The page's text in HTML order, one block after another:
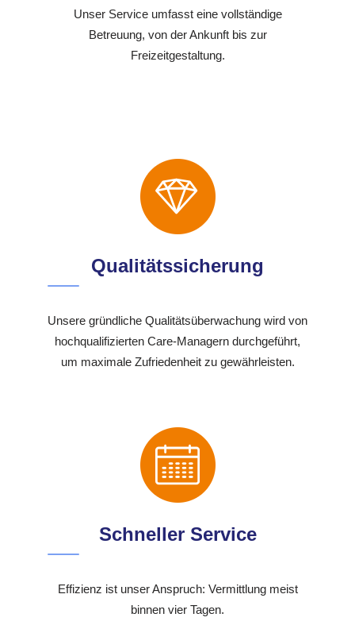
Unser Service umfasst eine vollständige
Betreuung, von der Ankunft bis zur
Freizeitgestaltung.
Qualitätssicherung
Unsere gründliche Qualitätsüberwachung wird von
hochqualifizierten Care-Managern durchgeführt,
um maximale Zufriedenheit zu gewährleisten.
Schneller Service
Effizienz ist unser Anspruch: Vermittlung meist
binnen vier Tagen.